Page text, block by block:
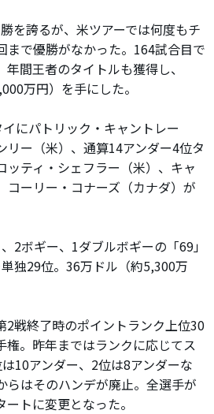
を誇るが、米ツアーでは何度もチ
まで優勝がなかった。164試合目で
間王者のタイトルも獲得し、
万円）を手にした。
にパトリック・キャントレー
リー（米）、通算14アンダー4位タ
ッティ・シェフラー（米）、キャ
コーリー・コナーズ（カナダ）が
2ボギー、1ダブルボギーの「69」
独29位。36万ドル（約5,300万
戦終了時のポイントランク上位30
権。昨年まではランクに応じてス
10アンダー、2位は8アンダーな
らはそのハンデが廃止。全選手が
トに変更となった。